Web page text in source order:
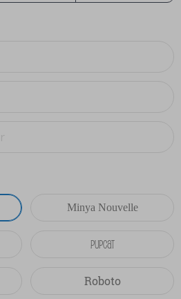
Minya Nouvelle
Pupcat
Roboto